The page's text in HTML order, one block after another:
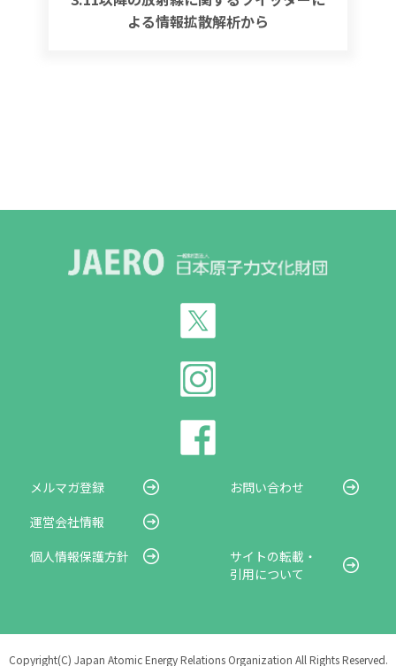
よる情報拡散解析から
メルマガ登録
お問い合わせ
運営会社情報
個人情報保護方針
サイトの転載・
引用について
Copyright(C) Japan Atomic Energy Relations Organization All Rights Reserved.